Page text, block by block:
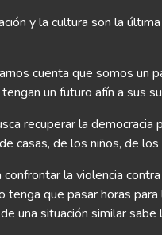
y la cultura son la
cuenta que somos
un futuro afín a sus
recuperar la
casas, de los niños, de
la violencia
tenga que pasar horas
una situación similar